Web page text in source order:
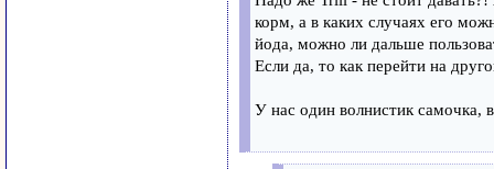
корм, а в каких случаях его
йода, можно ли дальше
Если да, то как перейти на
У нас один волнистик самочка,